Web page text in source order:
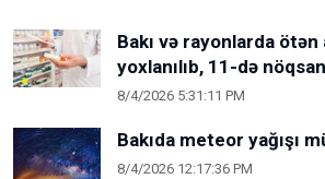
Bakı və rayonlarda
yoxlanılıb, 11-də
8/4/2026 5:31:11 PM
Bakıda meteor yağışı
8/4/2026 12:17:36 PM